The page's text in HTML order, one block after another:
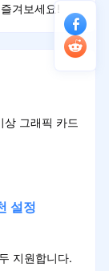
겨보세요!
그래픽 카드
설정
지원합니다.